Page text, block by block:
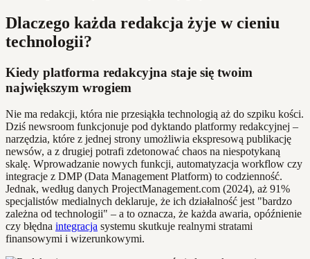
Dlaczego każda redakcja żyje w cieniu
technologii?
Kiedy platforma redakcyjna staje się twoim
największym wrogiem
Nie ma redakcji, która nie przesiąkła technologią aż do szpiku kości.
Dziś newsroom funkcjonuje pod dyktando platformy redakcyjnej –
narzędzia, które z jednej strony umożliwia ekspresową publikację
newsów, a z drugiej potrafi zdetonować chaos na niespotykaną
skalę. Wprowadzanie nowych funkcji, automatyzacja workflow czy
integracje z DMP (Data Management Platform) to codzienność.
Jednak, według danych ProjectManagement.com (2024), aż 91%
specjalistów medialnych deklaruje, że ich działalność jest "bardzo
zależna od technologii" – a to oznacza, że każda awaria, opóźnienie
czy błędna integracja systemu skutkuje realnymi stratami
finansowymi i wizerunkowymi.